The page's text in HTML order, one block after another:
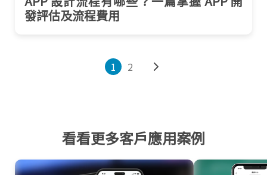
發評估及流程費用
1 2
看看更多客戶應用案例